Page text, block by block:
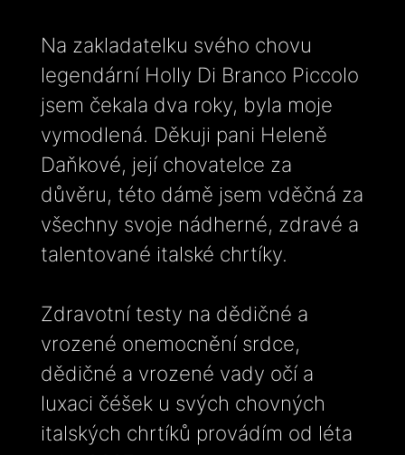
Na zakladatelku svého chovu
legendární Holly Di Branco Piccolo
jsem čekala dva roky, byla moje
vymodlená. Děkuji pani Heleně
Daňkové, její chovatelce za
důvěru, této dámě jsem vděčná za
všechny svoje nádherné, zdravé a
talentované italské chrtíky.
Zdravotní testy na dědičné a
vrozené onemocnění srdce,
dědičné a vrozené vady očí a
luxaci čéšek u svých chovných
italských chrtíků provádím od léta